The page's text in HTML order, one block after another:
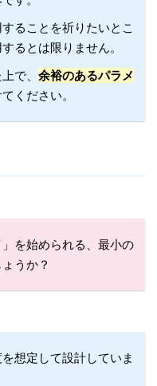
ることを祈りたいとこ
るとは限りません。
で、 余裕のあるパラメ
ください。
」を始められる、最小の
うか？
想定して設計していま